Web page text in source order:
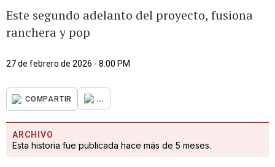
Este segundo adelanto del proyecto, fusiona
ranchera y pop
27 de febrero de 2026 - 8:00 PM
COMPARTIR ...
ARCHIVO
Esta historia fue publicada hace más de 5 meses.